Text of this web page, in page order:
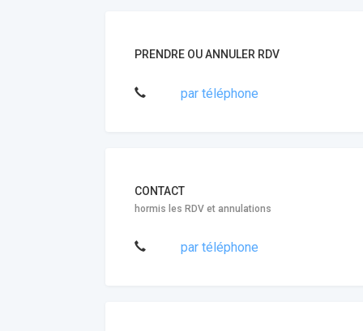
PRENDRE OU ANNULER RDV
par téléphone
CONTACT
hormis les RDV et annulations
par téléphone